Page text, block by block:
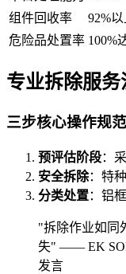
组件回收率
92%以
危险品处置率 100%
专业拆除服务
三步核心操作规范
预评估阶段：
安全拆除：特
分类处置：铝
"拆除作业如同
失" —— EK
发言